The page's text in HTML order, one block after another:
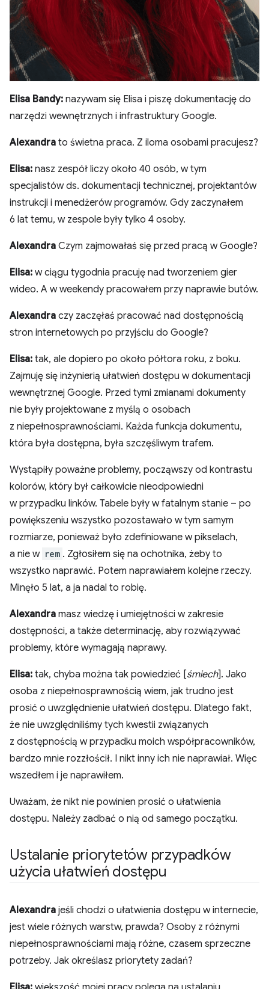
Elisa Bandy: nazywam się Elisa i piszę dokumentację do
narzędzi wewnętrznych i infrastruktury Google.
Alexandra to świetna praca. Z iloma osobami pracujesz?
Elisa: nasz zespół liczy około 40 osób, w tym
specjalistów ds. dokumentacji technicznej, projektantów
instrukcji i menedżerów programów. Gdy zaczynałem
6 lat temu, w zespole były tylko 4 osoby.
Alexandra Czym zajmowałaś się przed pracą w Google?
Elisa: w ciągu tygodnia pracuję nad tworzeniem gier
wideo. A w weekendy pracowałem przy naprawie butów.
Alexandra czy zaczęłaś pracować nad dostępnością
stron internetowych po przyjściu do Google?
Elisa: tak, ale dopiero po około półtora roku, z boku.
Zajmuję się inżynierią ułatwień dostępu w dokumentacji
wewnętrznej Google. Przed tymi zmianami dokumenty
nie były projektowane z myślą o osobach
z niepełnosprawnościami. Każda funkcja dokumentu,
która była dostępna, była szczęśliwym trafem.
Wystąpiły poważne problemy, począwszy od kontrastu
kolorów, który był całkowicie nieodpowiedni
w przypadku linków. Tabele były w fatalnym stanie – po
powiększeniu wszystko pozostawało w tym samym
rozmiarze, ponieważ było zdefiniowane w pikselach,
a nie w rem . Zgłosiłem się na ochotnika, żeby to
wszystko naprawić. Potem naprawiałem kolejne rzeczy.
Minęło 5 lat, a ja nadal to robię.
Alexandra masz wiedzę i umiejętności w zakresie
dostępności, a także determinację, aby rozwiązywać
problemy, które wymagają naprawy.
Elisa: tak, chyba można tak powiedzieć [śmiech]. Jako
osoba z niepełnosprawnością wiem, jak trudno jest
prosić o uwzględnienie ułatwień dostępu. Dlatego fakt,
że nie uwzględniliśmy tych kwestii związanych
z dostępnością w przypadku moich współpracowników,
bardzo mnie rozzłościł. I nikt inny ich nie naprawiał. Więc
wszedłem i je naprawiłem.
Uważam, że nikt nie powinien prosić o ułatwienia
dostępu. Należy zadbać o nią od samego początku.
Ustalanie priorytetów przypadków
użycia ułatwień dostępu
Alexandra jeśli chodzi o ułatwienia dostępu w internecie,
jest wiele różnych warstw, prawda? Osoby z różnymi
niepełnosprawnościami mają różne, czasem sprzeczne
potrzeby. Jak określasz priorytety zadań?